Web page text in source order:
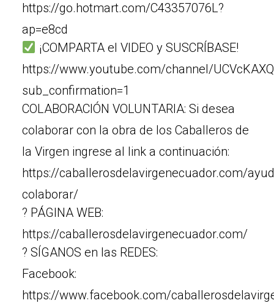
https://go.hotmart.com/C43357076L?
ap=e8cd
¡COMPARTA el VIDEO y SUSCRÍBASE!
https://www.youtube.com/channel/
sub_confirmation=1
COLABORACIÓN VOLUNTARIA: Si desea
colaborar con la obra de los Caballeros de
la Virgen ingrese al link a continuación:
https://caballerosdelavirgenecuador.com/
colaborar/
? PÁGINA WEB:
https://caballerosdelavirgenecuador.com/
? SÍGANOS en las REDES:
Facebook:
https://www.facebook.com/